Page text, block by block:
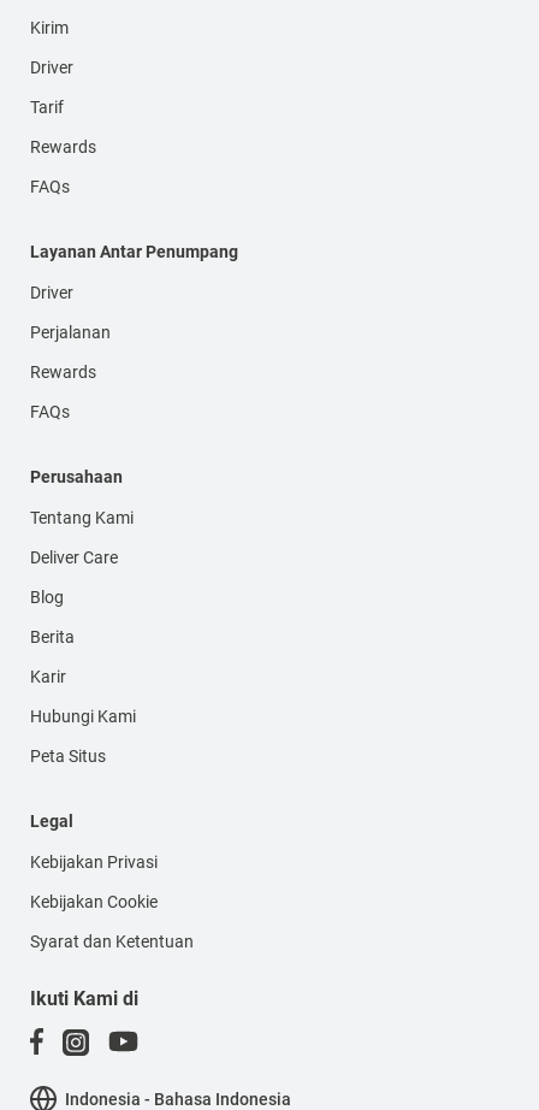
Kirim
Driver
Tarif
Rewards
FAQs
Layanan Antar Penumpang
Driver
Perjalanan
Rewards
FAQs
Perusahaan
Tentang Kami
Deliver Care
Blog
Berita
Karir
Hubungi Kami
Peta Situs
Legal
Kebijakan Privasi
Kebijakan Cookie
Syarat dan Ketentuan
Ikuti Kami di
Indonesia - Bahasa Indonesia